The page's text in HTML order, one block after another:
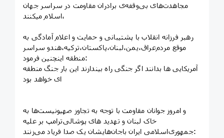
مجاهدت‌های بی‌وقفه‌ی برادران مقاومت در سراسر جهان
اسلام میکنند،
رهبر فرزانه انقلاب با پشتیبانی و حمایت و اعلام آمادگی به
موقع مردم‌عراق،یمن،لبنان،پاکستان،ترکیه،هندو سراسر
منطقه اینچنین فرمود:
آمریکایی ها بدانند اگر جنگی راه بیندازند این بار جنگ منطقه
ای خواهد بود
و امروز جوانان مقاومت با توجه به تجاوز صهیونیست‌ها به
خاک لبنان و تهدید های پوشالی‌ترامپ بر علیه
جمهوری‌اسلامی ایران باجان‌هایشان یک صدا فریاد می‌زنند: